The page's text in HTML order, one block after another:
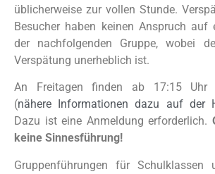
üblicherweise zur vollen Stunde.
Besucher haben keinen Anspruch auf
der nachfolgenden Gruppe, wobei
Verspätung unerheblich ist.
An Freitagen finden ab 17:15 Uhr
(nähere Informationen dazu auf der
Dazu ist eine Anmeldung erforderlich.
keine Sinnesführung!
Gruppenführungen für Schulklassen